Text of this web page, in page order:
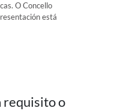
O Concello
está
requisito o